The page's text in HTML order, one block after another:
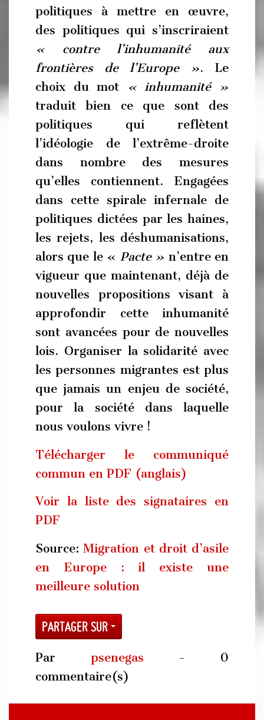
politiques à mettre en œuvre,
des politiques qui s’inscriraient
« contre l’inhumanité aux
frontières de l’Europe ». Le
choix du mot
« inhumanité »
traduit bien ce que sont des
politiques qui reflètent
l’idéologie de l’extrême-droite
dans nombre des mesures
qu’elles contiennent. Engagées
dans cette spirale infernale de
politiques dictées par les haines,
les rejets, les déshumanisations,
alors que le « Pacte » n’entre en
vigueur que maintenant, déjà de
nouvelles propositions visant à
approfondir cette inhumanité
sont avancées pour de nouvelles
lois. Organiser la solidarité avec
les personnes migrantes est plus
que jamais un enjeu de société,
pour la société dans laquelle
nous voulons vivre !
Télécharger le communiqué
commun en PDF (anglais)
Voir la liste des signataires en
PDF
Source:Migration et droit d’asile
en Europe : il existe une
meilleure solution
Partager sur
Par psenegas - 0
commentaire(s)